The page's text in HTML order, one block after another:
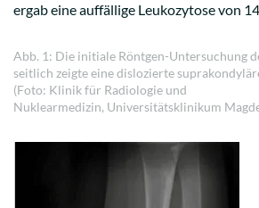
ergab eine auffällige Leukozytose von
Abb. 1: Die initiale Röntgen-Untersuchung
seitlich zeigte eine dislozierte
(Foto: Klinik für Radiologie und
Nuklearmedizin, Universitätsklinikum